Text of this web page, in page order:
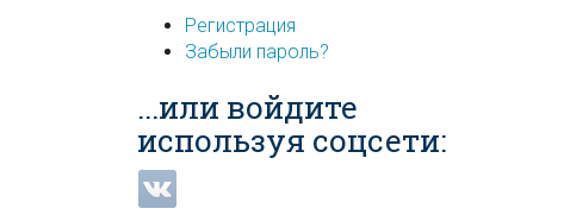
Регистрация
Забыли пароль?
...или войдите
используя соцсети: